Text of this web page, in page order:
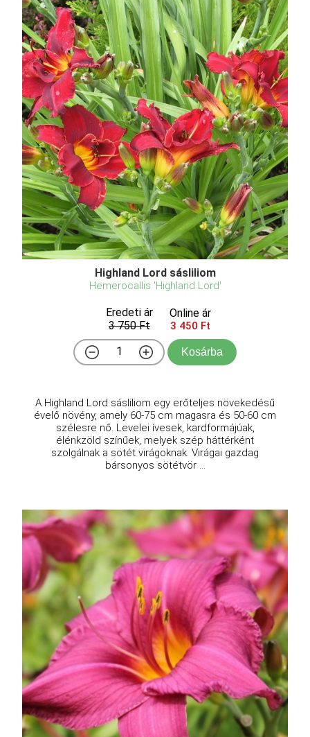
Highland Lord sásliliom
Hemerocallis 'Highland Lord'
Eredeti ár
3 750 Ft
Online ár
3 450 Ft
Kosárba
A Highland Lord sásliliom egy erőteljes növekedésű
évelő növény, amely 60-75 cm magasra és 50-60 cm
szélesre nő. Levelei ívesek, kardformájúak,
élénkzöld színűek, melyek szép háttérként
szolgálnak a sötét virágoknak. Virágai gazdag
bársonyos sötétvör ...